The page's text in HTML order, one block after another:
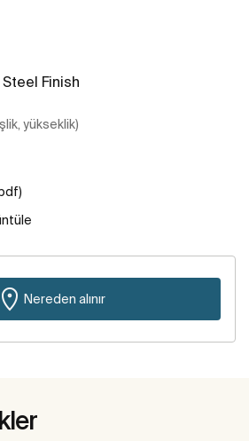
Finish
yükseklik)
Nereden alınır